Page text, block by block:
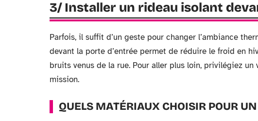
3/ Installer un rideau isolant
Parfois, il suffit d’un geste pour changer l’ambiance
devant la porte d’entrée permet de réduire le froid en
bruits venus de la rue. Pour aller plus loin, privilégiez
mission.
QUELS MATÉRIAUX CHOISIR POUR